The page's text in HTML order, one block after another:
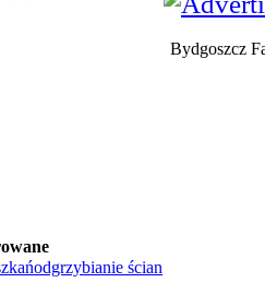
odgrzybianie ścian
Bydgoszcz